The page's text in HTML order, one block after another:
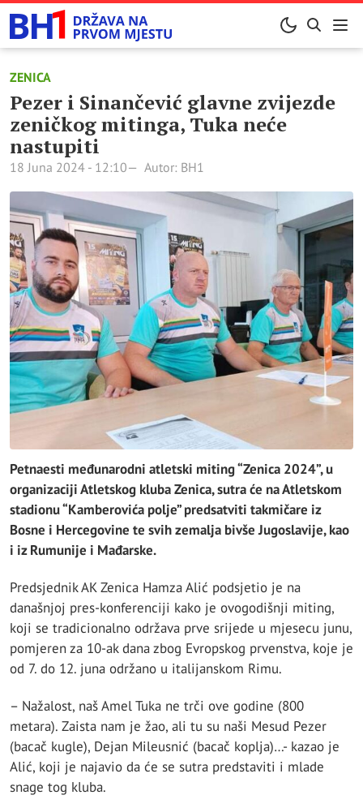
ZENICA
Pezer i Sinančević glavne zvijezde
zeničkog mitinga, Tuka neće
nastupiti
18 Juna 2024 - 12:10 Autor: BH1
Petnaesti međunarodni atletski miting “Zenica 2024”, u
organizaciji Atletskog kluba Zenica, sutra će na Atletskom
stadionu “Kamberovića polje” predsatviti takmičare iz
Bosne i Hercegovine te svih zemalja bivše Jugoslavije, kao
i iz Rumunije i Mađarske.
Predsjednik AK Zenica Hamza Alić podsjetio je na
današnjoj pres-konferenciji kako je ovogodišnji miting,
koji se tradicionalno održava prve srijede u mjesecu junu,
pomjeren za 10-ak dana zbog Evropskog prvenstva, koje je
od 7. do 12. juna održano u italijanskom Rimu.
– Nažalost, naš Amel Tuka ne trči ove godine (800
metara). Zaista nam je žao, ali tu su naši Mesud Pezer
(bacač kugle), Dejan Mileusnić (bacač koplja)…- kazao je
Alić, koji je najavio da će se sutra predstaviti i mlade
snage tog kluba.